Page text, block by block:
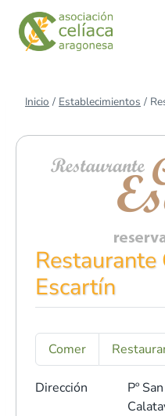
Saltar
contenido
Inicio / Establecimientos /
Restaurante
Escartín
Comer
Dirección
Pº